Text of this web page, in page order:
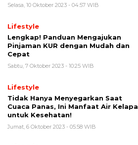
Selasa, 10 Oktober 2023 - 04:57 WIB
Lifestyle
Lengkap! Panduan Mengajukan
Pinjaman KUR dengan Mudah dan
Cepat
Sabtu, 7 Oktober 2023 - 10:25 WIB
Lifestyle
Tidak Hanya Menyegarkan Saat
Cuaca Panas, Ini Manfaat Air Kelapa
untuk Kesehatan!
Jumat, 6 Oktober 2023 - 05:58 WIB